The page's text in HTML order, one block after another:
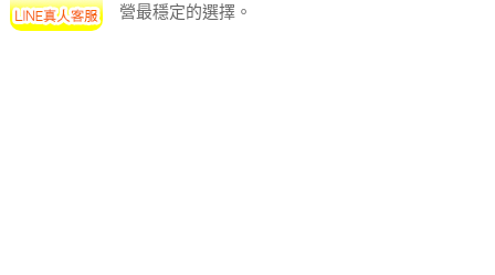
營最穩定的選擇。